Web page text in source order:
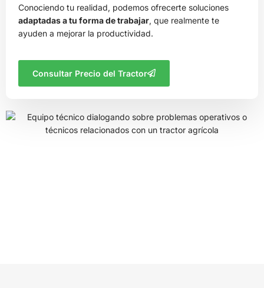
Conociendo tu realidad, podemos ofrecerte soluciones
adaptadas a tu forma de trabajar, que realmente te
ayuden a mejorar la productividad.
Consultar Precio del Tractor